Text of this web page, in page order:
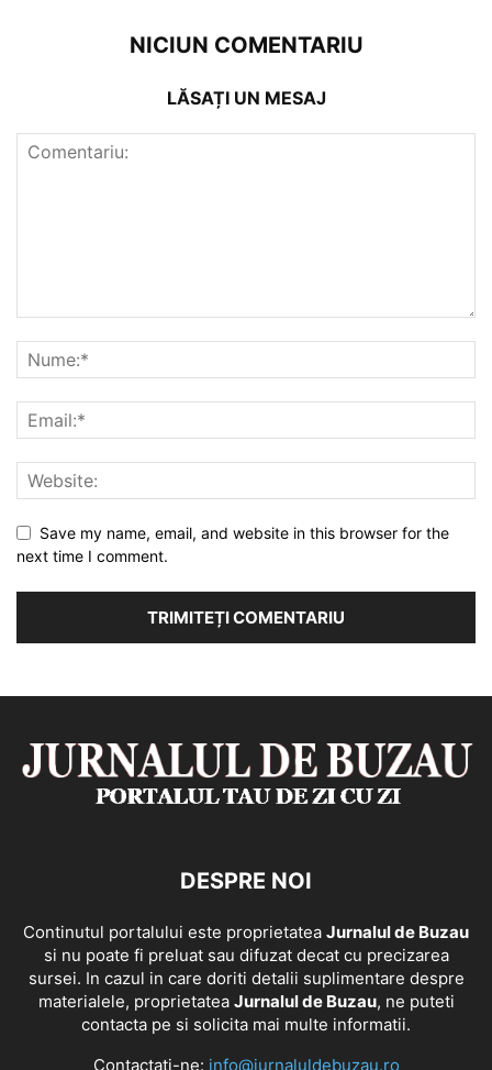
NICIUN COMENTARIU
LĂSAȚI UN MESAJ
Save my name, email, and website in this browser for the
next time I comment.
DESPRE NOI
Continutul portalului este proprietatea Jurnalul de Buzau
si nu poate fi preluat sau difuzat decat cu precizarea
sursei. In cazul in care doriti detalii suplimentare despre
materialele, proprietatea Jurnalul de Buzau, ne puteti
contacta pe si solicita mai multe informatii.
Contactați-ne: info@jurnaluldebuzau.ro